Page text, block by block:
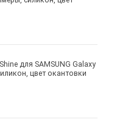
для SAMSUNG Galaxy
цвет окантовки